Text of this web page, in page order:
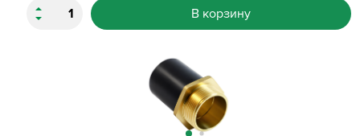
В корзину